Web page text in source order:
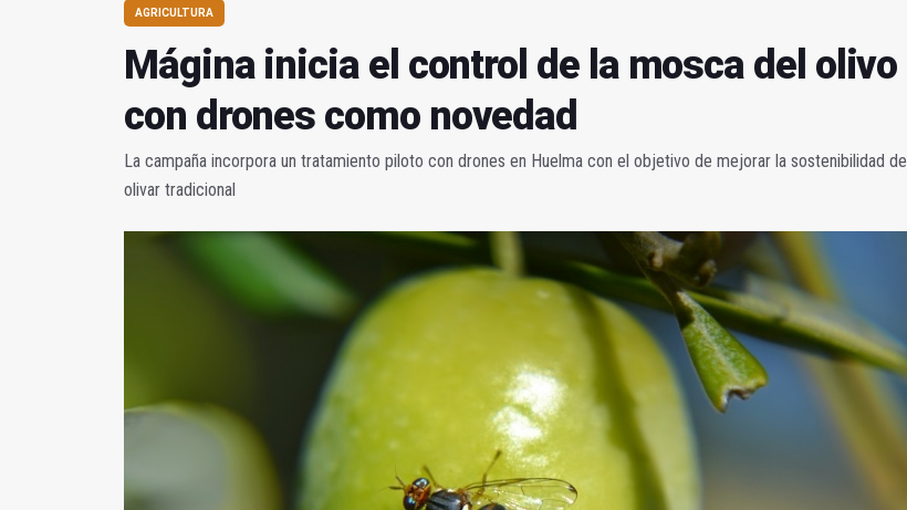
AGRICULTURA
Mágina inicia el control de la mosca del olivo
con drones como novedad
La campaña incorpora un tratamiento piloto con drones en Huelma con el objetivo de mejorar la sostenibilidad del
olivar tradicional